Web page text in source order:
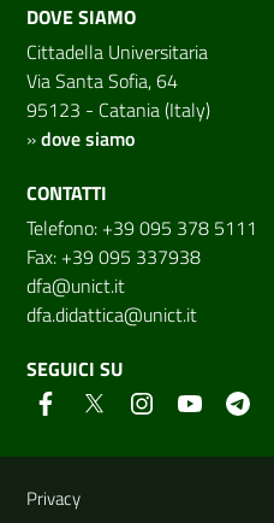
DOVE SIAMO
Cittadella Universitaria
Via Santa Sofia, 64
95123 - Catania (Italy)
»dove siamo
CONTATTI
Telefono: +39 095 378 5111
Fax: +39 095 337938
dfa@unict.it
dfa.didattica@unict.it
SEGUICI SU
Link e
Privacy